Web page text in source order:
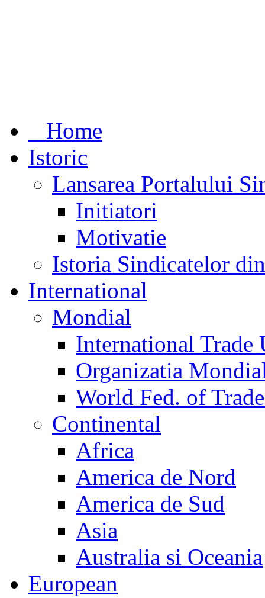
Home
Istoric
Lansarea Portalului
Initiatori
Motivatie
Istoria Sindicatelor
International
Mondial
International Trade
Organizatia
World Fed. of
Continental
Africa
America de Nord
America de Sud
Asia
Australia si Oceania
European